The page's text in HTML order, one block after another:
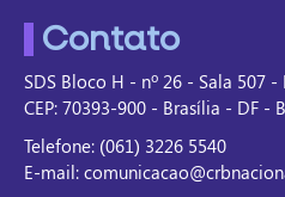
Contato
SDS Bloco H - nº 26 - Sala 507
CEP: 70393-900 - Brasília - DF -
Telefone: (061) 3226 5540
E-mail: